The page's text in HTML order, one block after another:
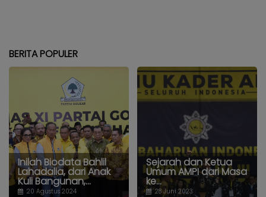
BERITA POPULER
Inilah Biodata Bahlil
Lahadalia, dari Anak
Kuli Bangunan,...
20 Agustus 2024
Sejarah dan Ketua
Umum AMPI dari Masa
ke...
28 Juni 2023